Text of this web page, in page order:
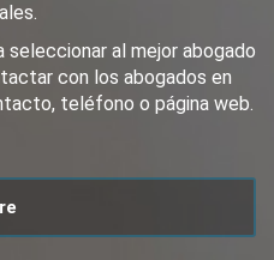
seleccionar al mejor abogado
con los abogados en
teléfono o página web.